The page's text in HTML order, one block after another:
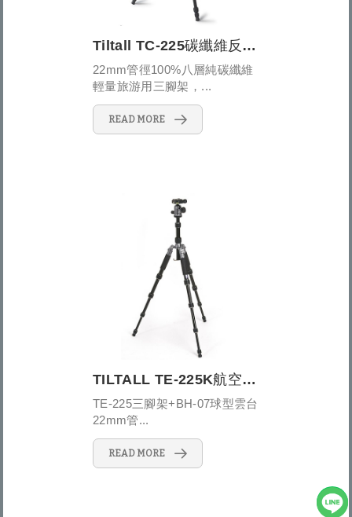
Tiltall TC-225碳纖維反折式五節三腳架
22mm管徑100%八層純碳纖維
輕量旅游用三腳架，...
READ MORE
TILTALL TE-225K航空鋁材旅行用三腳架套裝 TE-225+BH-07...
TE-225三腳架+BH-07球型雲台
22mm管...
READ MORE